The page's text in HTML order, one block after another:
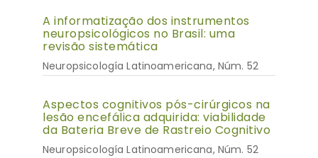
A informatização dos instrumentos
neuropsicológicos no Brasil: uma
revisão sistemática
Neuropsicología Latinoamericana, Núm. 52
Aspectos cognitivos pós-cirúrgicos na
lesão encefálica adquirida: viabilidade
da Bateria Breve de Rastreio Cognitivo
Neuropsicología Latinoamericana, Núm. 52